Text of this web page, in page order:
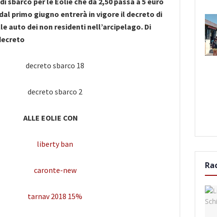
primo giugno entrerà in vigore il decreto di
auto dei non residenti nell’arcipelago. Di
ALLE EOLIE CON